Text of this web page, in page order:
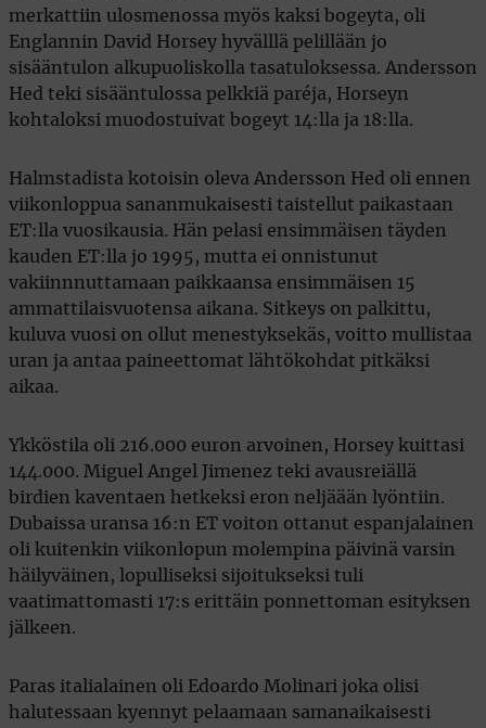
merkattiin ulosmenossa myös kaksi bogeyta, oli
Englannin David Horsey hyvälllä pelillään jo
sisääntulon alkupuoliskolla tasatuloksessa. Andersson
Hed teki sisääntulossa pelkkiä paréja, Horseyn
kohtaloksi muodostuivat bogeyt 14:lla ja 18:lla.
Halmstadista kotoisin oleva Andersson Hed oli ennen
viikonloppua sananmukaisesti taistellut paikastaan
ET:lla vuosikausia. Hän pelasi ensimmäisen täyden
kauden ET:lla jo 1995, mutta ei onnistunut
vakiinnnuttamaan paikkaansa ensimmäisen 15
ammattilaisvuotensa aikana. Sitkeys on palkittu,
kuluva vuosi on ollut menestyksekäs, voitto mullistaa
uran ja antaa paineettomat lähtökohdat pitkäksi
aikaa.
Ykköstila oli 216.000 euron arvoinen, Horsey kuittasi
144.000. Miguel Angel Jimenez teki avausreiällä
birdien kaventaen hetkeksi eron neljäään lyöntiin.
Dubaissa uransa 16:n ET voiton ottanut espanjalainen
oli kuitenkin viikonlopun molempina päivinä varsin
häilyväinen, lopulliseksi sijoitukseksi tuli
vaatimattomasti 17:s erittäin ponnettoman esityksen
jälkeen.
Paras italialainen oli Edoardo Molinari joka olisi
halutessaan kyennyt pelaamaan samanaikaisesti